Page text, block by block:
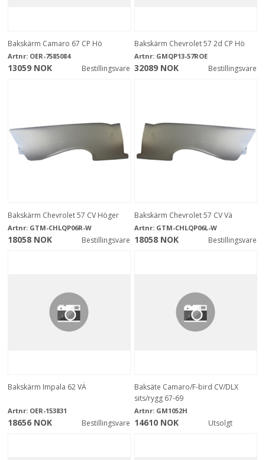
Bakskärm Camaro 67 CP Hö
Artnr: OER-7585084
13059 NOK Bestillingsvare
Bakskärm Chevrolet 57 2d CP Hö
Artnr: GMQP13-57ROE
32089 NOK Bestillingsvare
Bakskärm Chevrolet 57 CV Höger
Artnr: GTM-CHLQP06R-W
18058 NOK Bestillingsvare
Bakskärm Chevrolet 57 CV Vä
Artnr: GTM-CHLQP06L-W
18058 NOK Bestillingsvare
Bakskärm Impala 62 VÄ
Artnr: OER-153831
18656 NOK Bestillingsvare
Baksäte Camaro/F-bird CV/DLX
sits/rygg 67-69
Artnr: GM1052H
14610 NOK Utsolgt